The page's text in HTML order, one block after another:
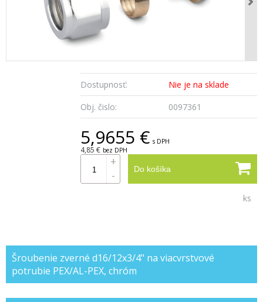
Dostupnosť:
Nie je na sklade
Obj. čislo:
0097361
5,9655 € s DPH
4,85 € bez DPH
Do košíka
+
-
ks
Šroubenie zverné d16/12x3/4" na viacvrstvové
potrubie PEX/AL-PEX, chróm